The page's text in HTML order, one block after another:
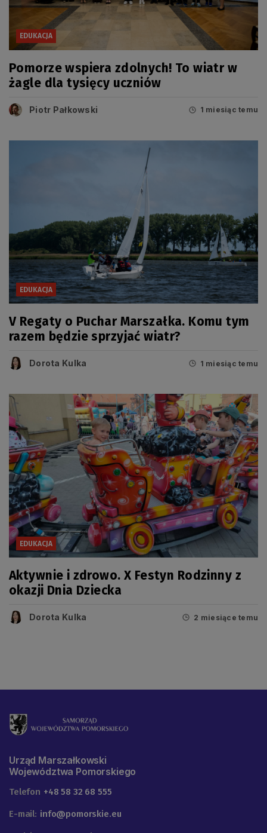
EDUKACJA
Pomorze wspiera zdolnych! To wiatr w
żagle dla tysięcy uczniów
Piotr Pałkowski 1 miesiąc temu
EDUKACJA
V Regaty o Puchar Marszałka. Komu tym
razem będzie sprzyjać wiatr?
Dorota Kulka 1 miesiąc temu
EDUKACJA
Aktywnie i zdrowo. X Festyn Rodzinny z
okazji Dnia Dziecka
Dorota Kulka 2 miesiące temu
Urząd Marszałkowski
Województwa Pomorskiego
Telefon +48 58 32 68 555
E-mail: info@pomorskie.eu